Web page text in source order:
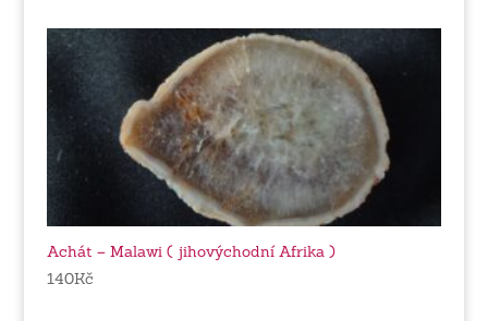
Achát – Malawi ( jihovýchodní Afrika )
140Kč